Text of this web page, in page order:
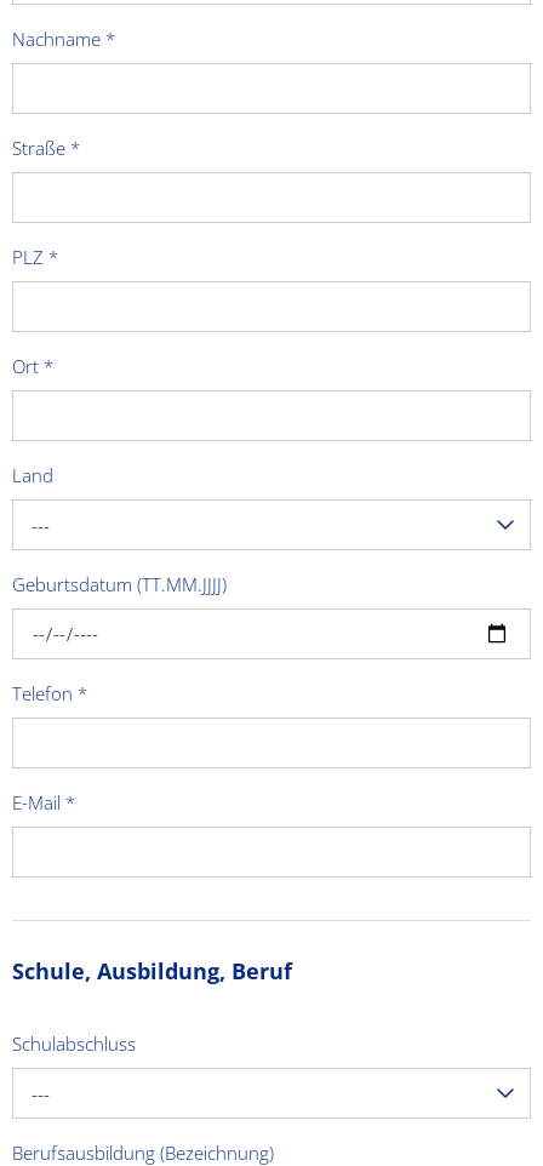
Nachname *
Straße *
PLZ *
Ort *
Land
---
Geburtsdatum (TT.MM.JJJJ)
Telefon *
E-Mail *
Schule, Ausbildung, Beruf
Schulabschluss
---
Berufsausbildung (Bezeichnung)